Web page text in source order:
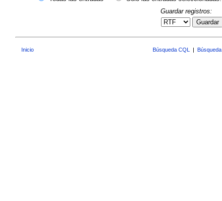
Guardar registros:
Guardar
Inicio Búsqueda CQL